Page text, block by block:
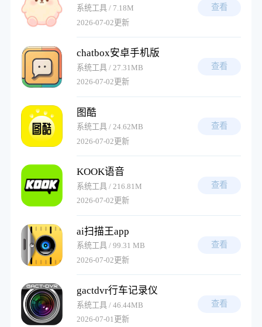
系统工具 / 7.18M
2026-07-02更新
查看
chatbox安卓手机版
系统工具 / 27.31MB
2026-07-02更新
查看
图酷
系统工具 / 24.62MB
2026-07-02更新
查看
KOOK语音
系统工具 / 216.81M
2026-07-02更新
查看
ai扫描王app
系统工具 / 99.31 MB
2026-07-02更新
查看
gactdvr行车记录仪
系统工具 / 46.44MB
2026-07-01更新
查看